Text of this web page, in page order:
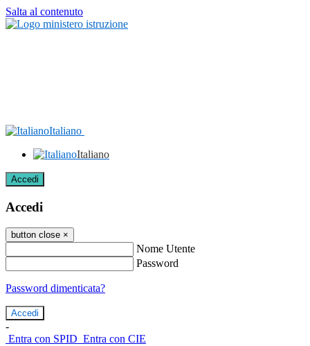
Salta al contenuto
Italiano
Italiano
Accedi
Accedi
button close ×
Nome Utente
Password
Password dimenticata?
-
Entra con SPID Entra con CIE